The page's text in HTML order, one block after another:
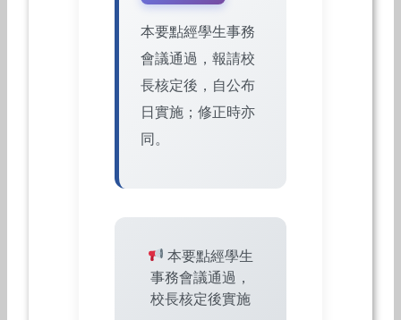
本要點經學生事務
會議通過，報請校
長核定後，自公布
日實施；修正時亦
同。
本要點經學生
事務會議通過，
校長核定後實施